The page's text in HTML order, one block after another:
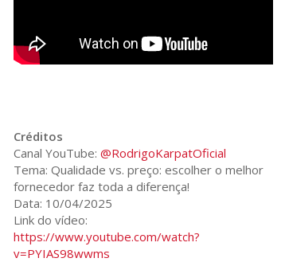
Créditos
Canal YouTube: @RodrigoKarpatOficial
Tema: Qualidade vs. preço: escolher o melhor
fornecedor faz toda a diferença!
Data: 10/04/2025
Link do vídeo:
https://www.youtube.com/watch?
v=PYIAS98wwms